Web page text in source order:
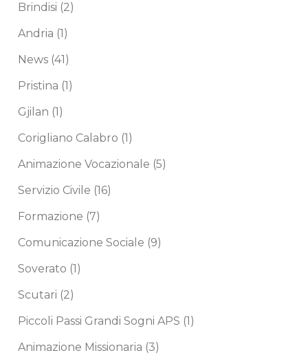
Brindisi (2)
Andria (1)
News (41)
Pristina (1)
Gjilan (1)
Corigliano Calabro (1)
Animazione Vocazionale (5)
Servizio Civile (16)
Formazione (7)
Comunicazione Sociale (9)
Soverato (1)
Scutari (2)
Piccoli Passi Grandi Sogni APS (1)
Animazione Missionaria (3)